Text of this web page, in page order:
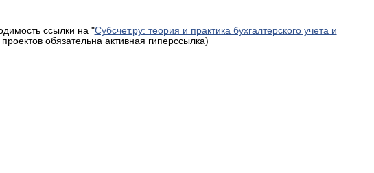
ссылки на "Субсчет.ру: теория и практика бухгалтерского учета и
обязательна активная гиперссылка)